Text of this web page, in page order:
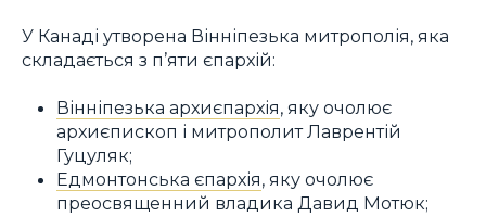
У Канаді утворена Вінніпезька митрополія, яка
складається з п’яти єпархій:
Вінніпезька архиєпархія, яку очолює
архиєпископ і митрополит Лаврентій
Гуцуляк;
Едмонтонська єпархія, яку очолює
преосвященний владика Давид Мотюк;